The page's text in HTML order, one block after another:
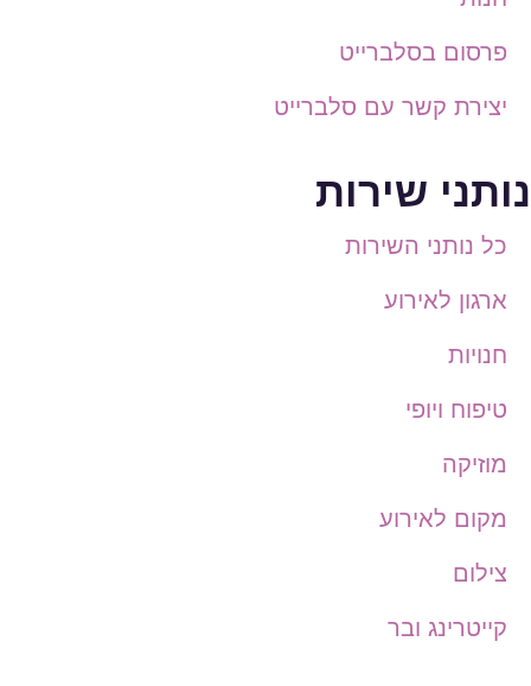
פרסום בסלברייט
יצירת קשר עם סלברייט
נותני שירות
כל נותני השירות
ארגון לאירוע
חנויות
טיפוח ויופי
מוזיקה
מקום לאירוע
צילום
קייטרינג ובר